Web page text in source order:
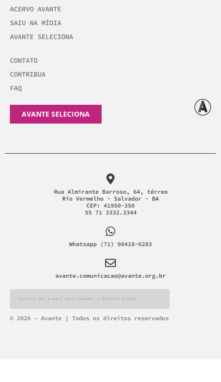
ACERVO AVANTE
SAIU NA MÍDIA
AVANTE SELECIONA
CONTATO
CONTRIBUA
FAQ
AVANTE SELECIONA
Rua Almirante Barroso, 64, térreo
Rio Vermelho - Salvador - BA
CEP: 41950-350
55 71 3332.3344
Whatsapp (71) 98418-6283
avante.comunicacao@avante.org.br
Alternative:
© 2026 – Avante | Todos os direitos reservados